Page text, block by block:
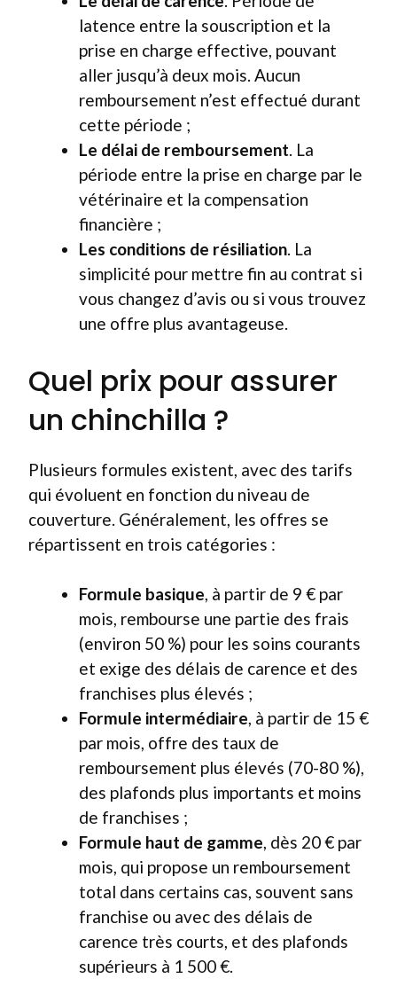
latence entre la souscription et la
prise en charge effective, pouvant
aller jusqu’à deux mois. Aucun
remboursement n’est effectué durant
cette période ;
Le délai de remboursement. La
période entre la prise en charge par le
vétérinaire et la compensation
financière ;
Les conditions de résiliation. La
simplicité pour mettre fin au contrat si
vous changez d’avis ou si vous trouvez
une offre plus avantageuse.
Quel prix pour assurer
un chinchilla ?
Plusieurs formules existent, avec des tarifs
qui évoluent en fonction du niveau de
couverture. Généralement, les offres se
répartissent en trois catégories :
Formule basique, à partir de 9 € par
mois, rembourse une partie des frais
(environ 50 %) pour les soins courants
et exige des délais de carence et des
franchises plus élevés ;
Formule intermédiaire, à partir de 15 €
par mois, offre des taux de
remboursement plus élevés (70-80 %),
des plafonds plus importants et moins
de franchises ;
Formule haut de gamme, dès 20 € par
mois, qui propose un remboursement
total dans certains cas, souvent sans
franchise ou avec des délais de
carence très courts, et des plafonds
supérieurs à 1 500 €.